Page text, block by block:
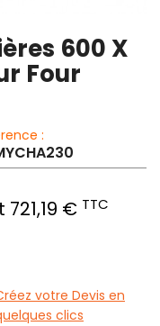
600 X
Four
:
721,19 € TTC
votre Devis en
clics